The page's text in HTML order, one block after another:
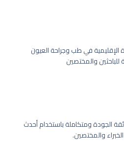
الإقليمية في طب وجراحة العيون
للباحثين والمختصين
الجودة ومتكاملة باستخدام أحدث
والمختصين.